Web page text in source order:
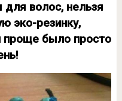
для волос, нельзя
эко-резинку,
проще было просто